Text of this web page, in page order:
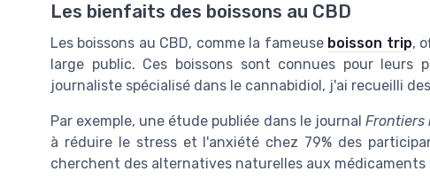
Les bienfaits des boissons au CBD
Les boissons au CBD, comme la fameuse boisson trip,
large public. Ces boissons sont connues pour
journaliste spécialisé dans le cannabidiol, j'ai recueilli
Par exemple, une étude publiée dans le journal Frontiers
à réduire le stress et l'anxiété chez 79% des
cherchent des alternatives naturelles aux